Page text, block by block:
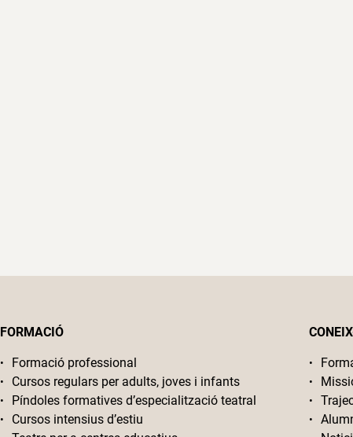
FORMACIÓ
Formació professional
Cursos regulars per adults, joves i infants
Píndoles formatives d’especialització teatral
Cursos intensius d’estiu